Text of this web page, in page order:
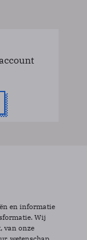
en informatie
Wij
van onze